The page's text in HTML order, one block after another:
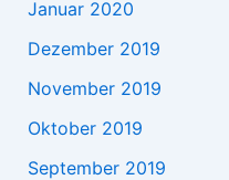
Januar 2020
Dezember 2019
November 2019
Oktober 2019
September 2019